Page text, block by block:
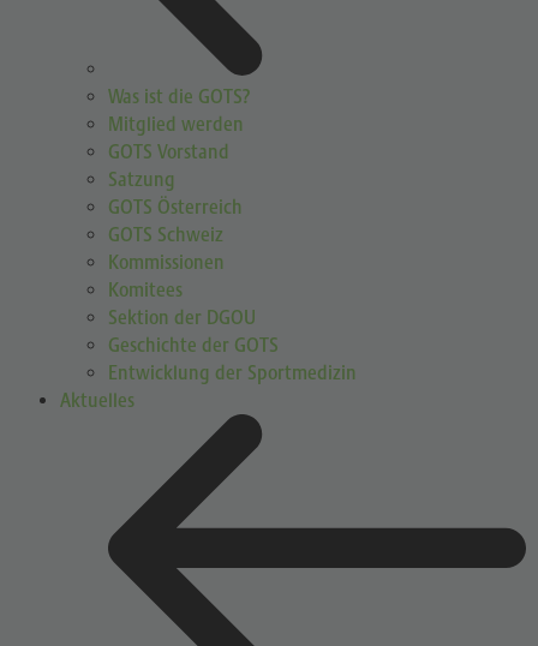
Was ist die GOTS?
Mitglied werden
GOTS Vorstand
Satzung
GOTS Österreich
GOTS Schweiz
Kommissionen
Komitees
Sektion der DGOU
Geschichte der GOTS
Entwicklung der Sportmedizin
Aktuelles